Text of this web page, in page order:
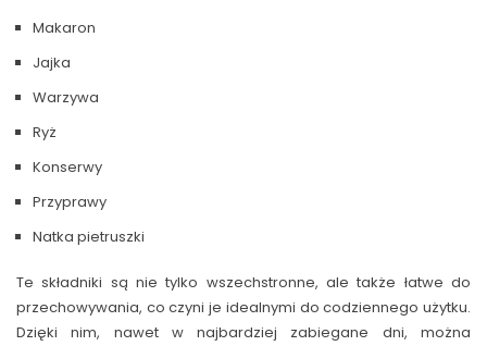
Makaron
Jajka
Warzywa
Ryż
Konserwy
Przyprawy
Natka pietruszki
Te składniki są nie tylko wszechstronne, ale także łatwe do
przechowywania, co czyni je idealnymi do codziennego użytku.
Dzięki nim, nawet w najbardziej zabiegane dni, można